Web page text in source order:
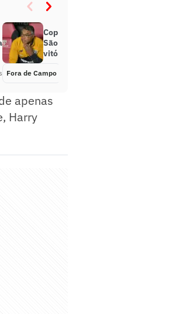
Copa do Brasil: Juventude provoca
São Paulo e Roger Machado após
vitória
Fora de Campo
apenas
Harry